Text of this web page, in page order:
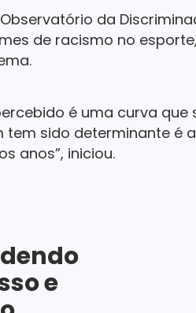
da
de racismo no
é uma curva que
tem sido determinante é a
anos”, iniciou.
e